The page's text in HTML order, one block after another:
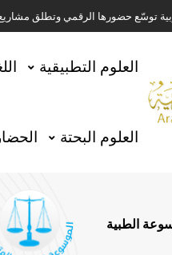
توسّع حضورها الرقمي وتطلق مشاريع
سلمان العالمي للغة العربية 2025
الطباع مدير عام لهيئة الموسوعة العربية
صالح وزيرا للثقافة
من موسوعة الآثار في سورية
العلوم التطبيقية
العلوم البحتة
الطبية